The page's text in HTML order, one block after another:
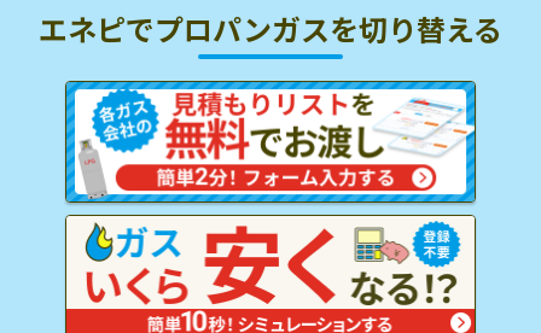
エネピでプロパンガスを切り替える